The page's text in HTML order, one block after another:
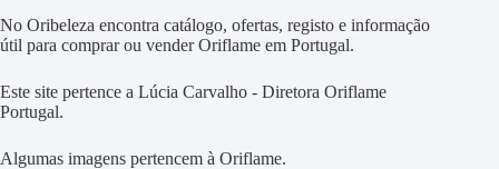
No Oribeleza encontra catálogo, ofertas, registo e informação
útil para comprar ou vender Oriflame em Portugal.
Este site pertence a Lúcia Carvalho - Diretora Oriflame
Portugal.
Algumas imagens pertencem à Oriflame.